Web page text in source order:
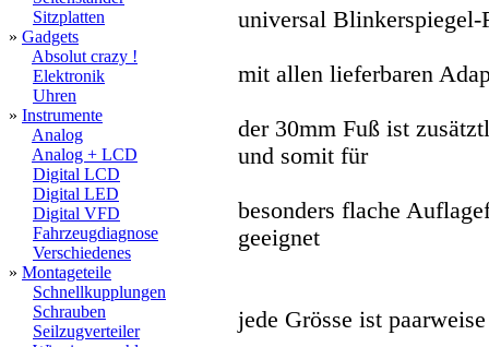
Sitzplatten
» Gadgets
Absolut crazy !
Elektronik
Uhren
» Instrumente
Analog
Analog + LCD
Digital LCD
Digital LED
Digital VFD
Fahrzeugdiagnose
Verschiedenes
» Montageteile
Schnellkupplungen
Schrauben
Seilzugverteiler
universal Blinkerspiegel-
mit allen lieferbaren
der 30mm Fuß ist
und somit für
besonders flache
geeignet
jede Grösse ist